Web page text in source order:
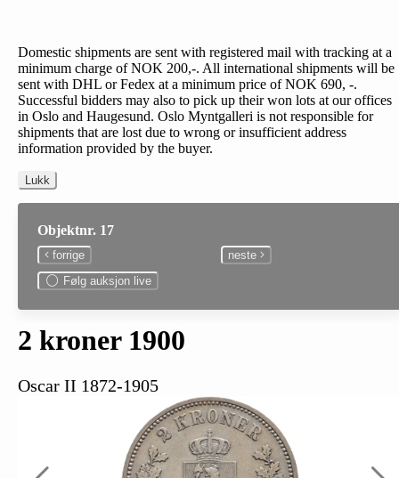
Domestic shipments are sent with registered mail with tracking at a
minimum charge of NOK 200,-. All international shipments will be
sent with DHL or Fedex at a minimum price of NOK 690, -.
Successful bidders may also to pick up their won lots at our offices
in Oslo and Haugesund. Oslo Myntgalleri is not responsible for
shipments that are lost due to wrong or insufficient address
information provided by the buyer.
Lukk
Objektnr. 17
forrige
neste
Følg auksjon live
2 kroner 1900
Oscar II 1872-1905